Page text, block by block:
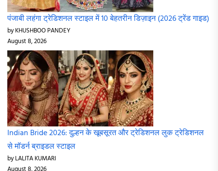
पंजाबी लहंगा ट्रेडिशनल स्टाइल में 10 बेहतरीन डिज़ाइन (2026 ट्रेंड गाइड)
by KHUSHBOO PANDEY
August 8, 2026
Indian Bride 2026: दुल्हन के खूबसूरत और ट्रेडिशनल लुक ट्रेडिशनल
से मॉडर्न ब्राइडल स्टाइल
by LALITA KUMARI